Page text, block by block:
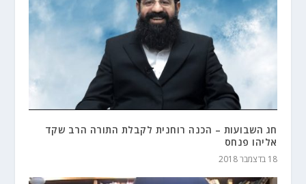
חג השבועות – הכנה רוחנית לקבלת התורה הרב שקד
אליהו פנחס
18 בדצמבר 2018